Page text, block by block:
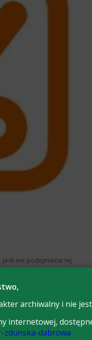
nie podejmiecie tej
Wasz 1% podatku.
– żadnych
archiwalny i nie
internetowej,
zdunska-dabrowa